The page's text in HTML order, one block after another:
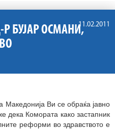
11.02.2011
БУЈАР ОСМАНИ,
Македонија Ви се обраќа јавно
дека Комората како застапник
реформи во здравството е